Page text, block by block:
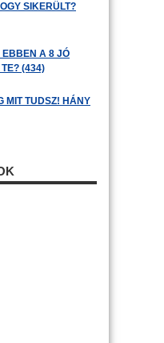
SIKERÜLT?
EBBEN A 8 JÓ
(434)
MIT TUDSZ! HÁNY